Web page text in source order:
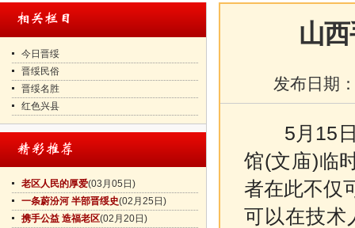
今日晋绥
晋绥民俗
晋绥名胜
红色兴县
老区人民的厚爱(03月05日)
一条蔚汾河 半部晋绥史(02月25日)
携手公益 造福老区(02月20日)
山
发布日期
5月15日
馆(文庙)临
者在此不仅
可以在技术